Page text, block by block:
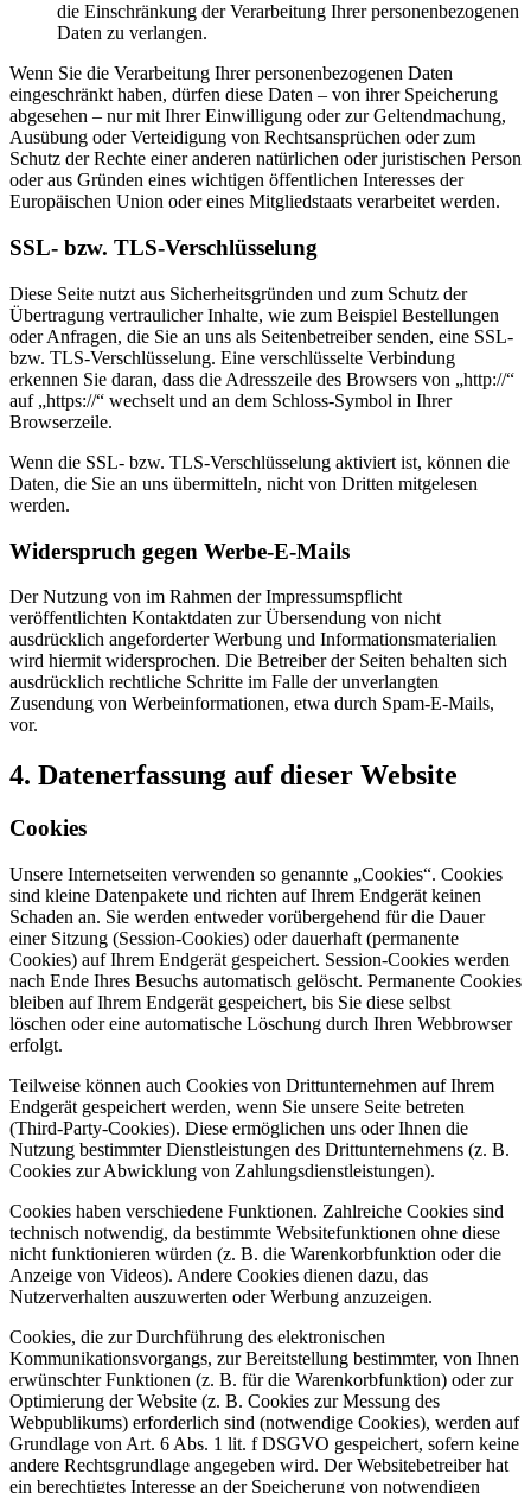
die Einschränkung der Verarbeitung Ihrer personenbezogenen
Daten zu verlangen.
Wenn Sie die Verarbeitung Ihrer personenbezogenen Daten
eingeschränkt haben, dürfen diese Daten – von ihrer Speicherung
abgesehen – nur mit Ihrer Einwilligung oder zur Geltendmachung,
Ausübung oder Verteidigung von Rechtsansprüchen oder zum
Schutz der Rechte einer anderen natürlichen oder juristischen Person
oder aus Gründen eines wichtigen öffentlichen Interesses der
Europäischen Union oder eines Mitgliedstaats verarbeitet werden.
SSL- bzw. TLS-Verschlüsselung
Diese Seite nutzt aus Sicherheitsgründen und zum Schutz der
Übertragung vertraulicher Inhalte, wie zum Beispiel Bestellungen
oder Anfragen, die Sie an uns als Seitenbetreiber senden, eine SSL-
bzw. TLS-Verschlüsselung. Eine verschlüsselte Verbindung
erkennen Sie daran, dass die Adresszeile des Browsers von „http://“
auf „https://“ wechselt und an dem Schloss-Symbol in Ihrer
Browserzeile.
Wenn die SSL- bzw. TLS-Verschlüsselung aktiviert ist, können die
Daten, die Sie an uns übermitteln, nicht von Dritten mitgelesen
werden.
Widerspruch gegen Werbe-E-Mails
Der Nutzung von im Rahmen der Impressumspflicht
veröffentlichten Kontaktdaten zur Übersendung von nicht
ausdrücklich angeforderter Werbung und Informationsmaterialien
wird hiermit widersprochen. Die Betreiber der Seiten behalten sich
ausdrücklich rechtliche Schritte im Falle der unverlangten
Zusendung von Werbeinformationen, etwa durch Spam-E-Mails,
vor.
4. Datenerfassung auf dieser Website
Cookies
Unsere Internetseiten verwenden so genannte „Cookies“. Cookies
sind kleine Datenpakete und richten auf Ihrem Endgerät keinen
Schaden an. Sie werden entweder vorübergehend für die Dauer
einer Sitzung (Session-Cookies) oder dauerhaft (permanente
Cookies) auf Ihrem Endgerät gespeichert. Session-Cookies werden
nach Ende Ihres Besuchs automatisch gelöscht. Permanente Cookies
bleiben auf Ihrem Endgerät gespeichert, bis Sie diese selbst
löschen oder eine automatische Löschung durch Ihren Webbrowser
erfolgt.
Teilweise können auch Cookies von Drittunternehmen auf Ihrem
Endgerät gespeichert werden, wenn Sie unsere Seite betreten
(Third-Party-Cookies). Diese ermöglichen uns oder Ihnen die
Nutzung bestimmter Dienstleistungen des Drittunternehmens (z. B.
Cookies zur Abwicklung von Zahlungsdienstleistungen).
Cookies haben verschiedene Funktionen. Zahlreiche Cookies sind
technisch notwendig, da bestimmte Websitefunktionen ohne diese
nicht funktionieren würden (z. B. die Warenkorbfunktion oder die
Anzeige von Videos). Andere Cookies dienen dazu, das
Nutzerverhalten auszuwerten oder Werbung anzuzeigen.
Cookies, die zur Durchführung des elektronischen
Kommunikationsvorgangs, zur Bereitstellung bestimmter, von Ihnen
erwünschter Funktionen (z. B. für die Warenkorbfunktion) oder zur
Optimierung der Website (z. B. Cookies zur Messung des
Webpublikums) erforderlich sind (notwendige Cookies), werden auf
Grundlage von Art. 6 Abs. 1 lit. f DSGVO gespeichert, sofern keine
andere Rechtsgrundlage angegeben wird. Der Websitebetreiber hat
ein berechtigtes Interesse an der Speicherung von notwendigen